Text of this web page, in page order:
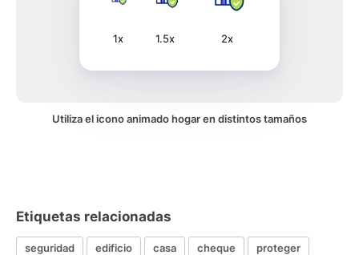
1x 1.5x 2x
Utiliza el icono animado hogar en distintos tamaños
Etiquetas relacionadas
seguridad edificio casa cheque
proteger